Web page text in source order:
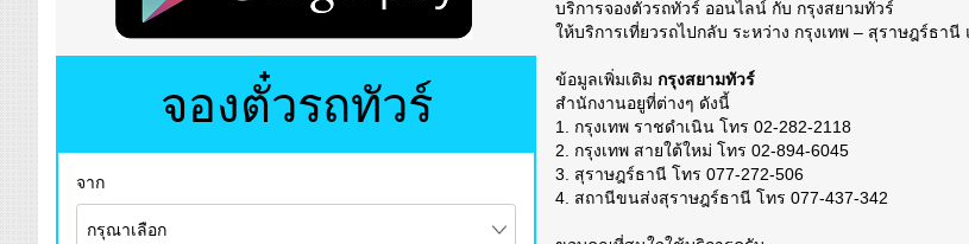
จองตั๋วรถทัวร์
บริการจองตั๋วรถทัวร์ ออนไลน์ กับ กรุงสยามทัวร์
ให้บริการเที่ยวรถไปกลับ ระหว่าง กรุงเทพ – สุราษฎร์ธา
ข้อมูลเพิ่มเติม กรุงสยามทัวร์
สำนักงานอยูที่ต่างๆ ดังนี้
1. กรุงเทพ ราชดำเนิน โทร 02-282-2118
2. กรุงเทพ สายใต้ใหม่ โทร 02-894-6045
3. สุราษฎร์ธานี โทร 077-272-506
4. สถานีขนส่งสุราษฎร์ธานี โทร 077-437-342